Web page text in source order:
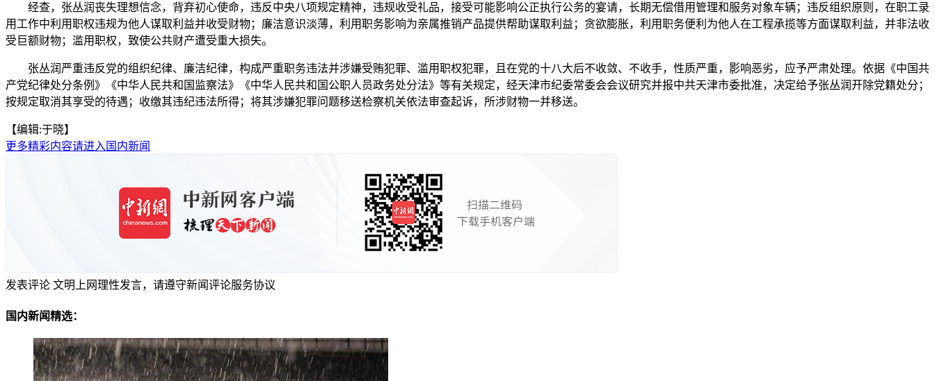
经查，张丛润丧失理想信念，背弃初心使命，违反中央八项规定精神，违规收受礼品，接受可能影响公正执行公务的宴请，长期无偿借用管理和服务对象车辆；违反组织原则，在职工录
用工作中利用职权违规为他人谋取利益并收受财物；廉洁意识淡薄，利用职务影响为亲属推销产品提供帮助谋取利益；贪欲膨胀，利用职务便利为他人在工程承揽等方面谋取利益，并非法收
受巨额财物；滥用职权，致使公共财产遭受重大损失。
张丛润严重违反党的组织纪律、廉洁纪律，构成严重职务违法并涉嫌受贿犯罪、滥用职权犯罪，且在党的十八大后不收敛、不收手，性质严重，影响恶劣，应予严肃处理。依据《中国共
产党纪律处分条例》《中华人民共和国监察法》《中华人民共和国公职人员政务处分法》等有关规定，经天津市纪委常委会会议研究并报中共天津市委批准，决定给予张丛润开除党籍处分；
按规定取消其享受的待遇；收缴其违纪违法所得；将其涉嫌犯罪问题移送检察机关依法审查起诉，所涉财物一并移送。
【编辑:于晓】
更多精彩内容请进入国内新闻
发表评论 文明上网理性发言，请遵守新闻评论服务协议
国内新闻精选：